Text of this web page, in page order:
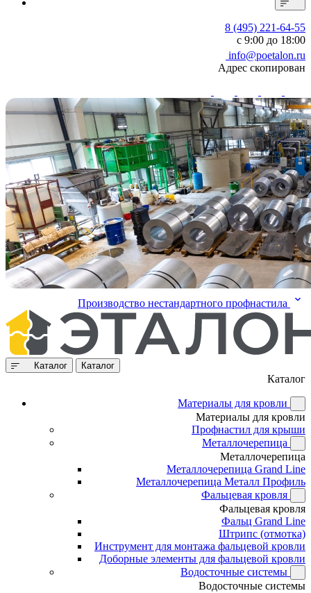
8 (495) 221-64-55
с 9:00 до 18:00
info@poetalon.ru
Адрес скопирован
Производство нестандартного профнастила
Каталог Каталог
Каталог
Материалы для кровли
Материалы для кровли
Профнастил для крыши
Металлочерепица
Металлочерепица
Металлочерепица Grand Line
Металлочерепица Металл Профиль
Фальцевая кровля
Фальцевая кровля
Фальц Grand Line
Штрипс (отмотка)
Инструмент для монтажа фальцевой кровли
Доборные элементы для фальцевой кровли
Водосточные системы
Водосточные системы